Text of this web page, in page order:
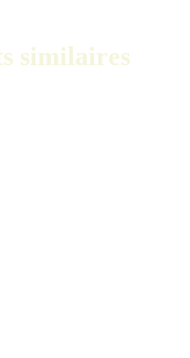
similaires